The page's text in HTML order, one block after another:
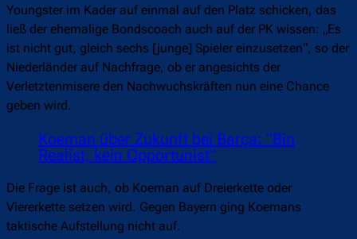
Youngster im Kader auf einmal auf den Platz schicken, das
ließ der ehemalige Bondscoach auch auf der PK wissen: „Es
ist nicht gut, gleich sechs [junge] Spieler einzusetzen“, so der
Niederländer auf Nachfrage, ob er angesichts der
Verletztenmisere den Nachwuchskräften nun eine Chance
geben wird.
Koeman über Zukunft bei Barça: “Bin
Realist, kein Opportunist”
Die Frage ist auch, ob Koeman auf Dreierkette oder
Viererkette setzen wird. Gegen Bayern ging Koemans
taktische Aufstellung nicht auf.